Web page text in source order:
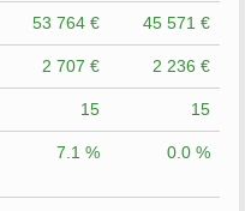
53 764 € 45 571 €
2 707 € 2 236 €
15 15
7.1 % 0.0 %